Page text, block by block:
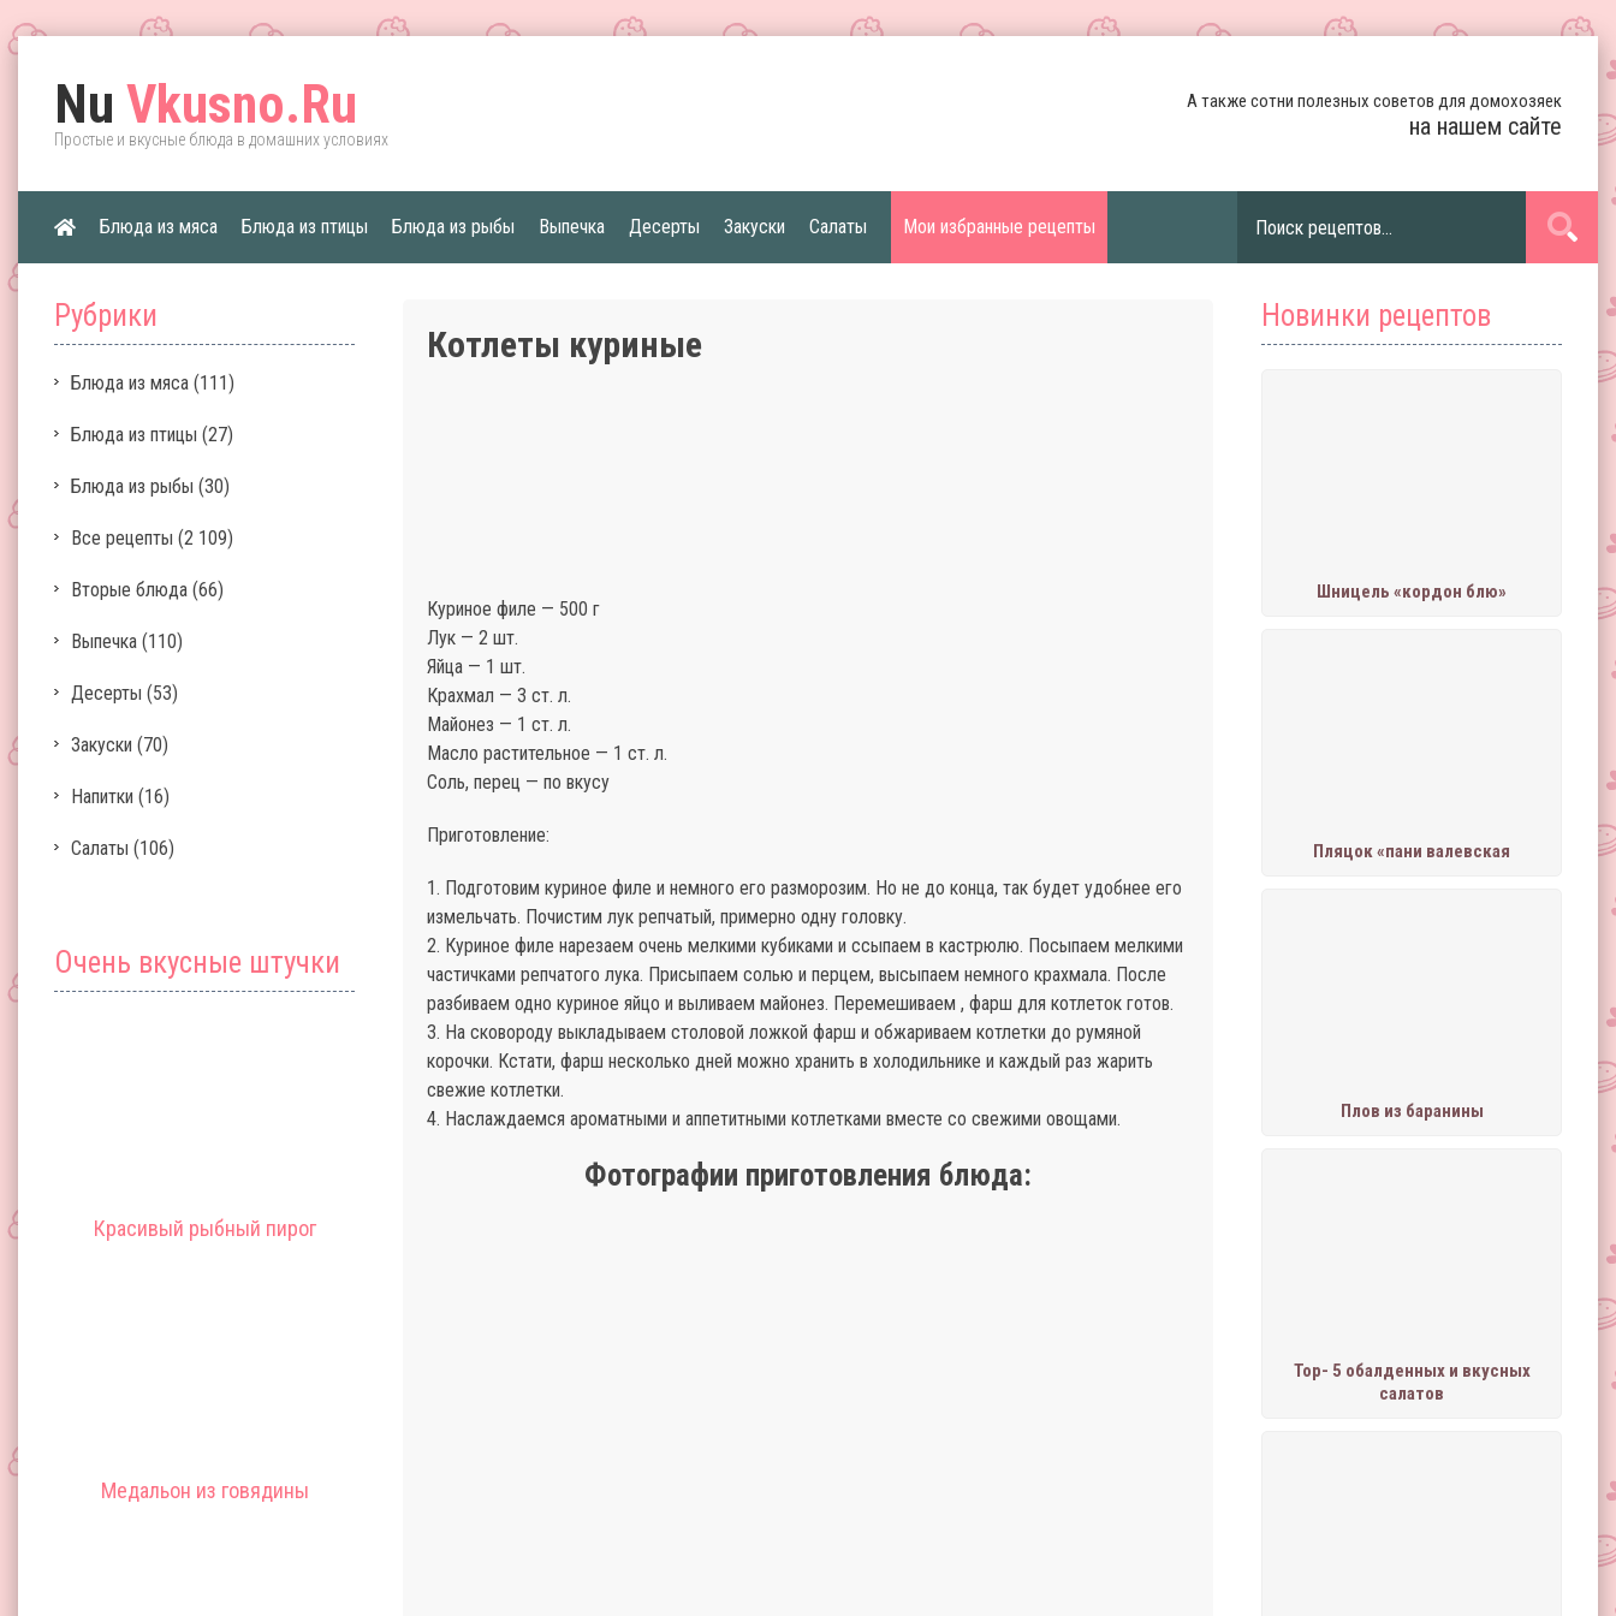
Nu Vkusno.Ru
Простые и вкусные блюда в домашних условиях
А также сотни полезных советов для домохозяек
на нашем сайте
Блюда из мяса Блюда из птицы Блюда из рыбы Выпечка Десерты Закуски Салаты Мои избранные рецепты
Рубрики
Блюда из мяса (111)
Блюда из птицы (27)
Блюда из рыбы (30)
Все рецепты (2 109)
Вторые блюда (66)
Выпечка (110)
Десерты (53)
Закуски (70)
Напитки (16)
Салаты (106)
Очень вкусные штучки
Красивый рыбный пирог
Медальон из говядины
Новинки рецептов
Шницель «кордон блю»
Пляцок «пани валевская
Плов из баранины
Тор- 5 обалденных и вкусных
салатов
Котлеты куриные
Куриное филе — 500 г
Лук — 2 шт.
Яйца — 1 шт.
Крахмал — 3 ст. л.
Майонез — 1 ст. л.
Масло растительное — 1 ст. л.
Соль, перец — по вкусу
Приготовление:
1. Подготовим куриное филе и немного его разморозим. Но не до конца, так будет удобнее его
измельчать. Почистим лук репчатый, примерно одну головку.
2. Куриное филе нарезаем очень мелкими кубиками и ссыпаем в кастрюлю. Посыпаем мелкими
частичками репчатого лука. Присыпаем солью и перцем, высыпаем немного крахмала. После
разбиваем одно куриное яйцо и выливаем майонез. Перемешиваем , фарш для котлеток готов.
3. На сковороду выкладываем столовой ложкой фарш и обжариваем котлетки до румяной
корочки. Кстати, фарш несколько дней можно хранить в холодильнике и каждый раз жарить
свежие котлетки.
4. Наслаждаемся ароматными и аппетитными котлетками вместе со свежими овощами.
Фотографии приготовления блюда: